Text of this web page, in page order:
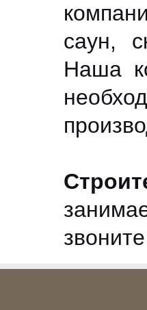
саун,
Наша